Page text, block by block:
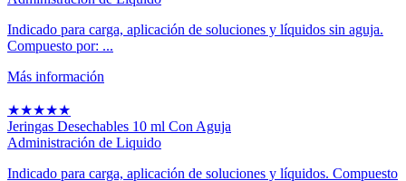
Indicado para carga, aplicación de soluciones y líquidos sin aguja.
Compuesto por: ...
Más información
★★★★★
Jeringas Desechables 10 ml Con Aguja
Administración de Liquido
Indicado para carga, aplicación de soluciones y líquidos. Compuesto